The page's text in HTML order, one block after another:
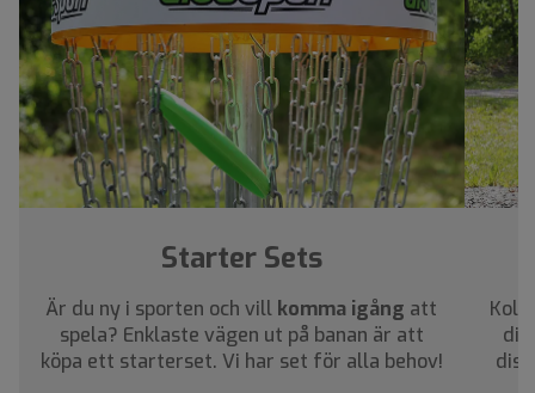
Starter Sets
Är du ny i sporten och vill komma igång att
spela? Enklaste vägen ut på banan är att
köpa ett starterset. Vi har set för alla behov!